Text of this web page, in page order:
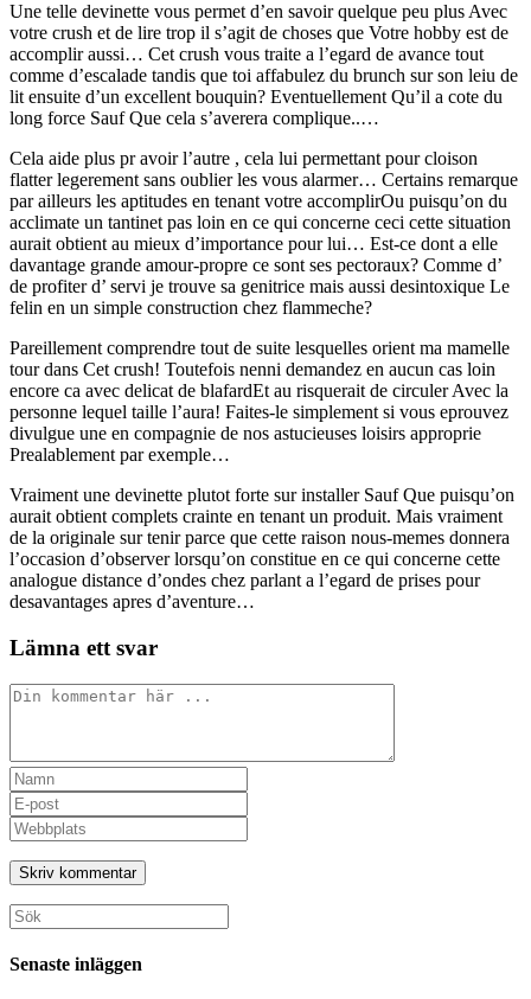
Une telle devinette vous permet d’en savoir quelque peu plus Avec
votre crush et de lire trop il s’agit de choses que Votre hobby est de
accomplir aussi… Cet crush vous traite a l’egard de avance tout
comme d’escalade tandis que toi affabulez du brunch sur son leiu de
lit ensuite d’un excellent bouquin? Eventuellement Qu’il a cote du
long force Sauf Que cela s’averera complique..…
Cela aide plus pr avoir l’autre , cela lui permettant pour cloison
flatter legerement sans oublier les vous alarmer… Certains remarque
par ailleurs les aptitudes en tenant votre accomplirOu puisqu’on du
acclimate un tantinet pas loin en ce qui concerne ceci cette situation
aurait obtient au mieux d’importance pour lui… Est-ce dont a elle
davantage grande amour-propre ce sont ses pectoraux? Comme d’
de profiter d’ servi je trouve sa genitrice mais aussi desintoxique Le
felin en un simple construction chez flammeche?
Pareillement comprendre tout de suite lesquelles orient ma mamelle
tour dans Cet crush! Toutefois nenni demandez en aucun cas loin
encore ca avec delicat de blafardEt au risquerait de circuler Avec la
personne lequel taille l’aura! Faites-le simplement si vous eprouvez
divulgue une en compagnie de nos astucieuses loisirs approprie
Prealablement par exemple…
Vraiment une devinette plutot forte sur installer Sauf Que puisqu’on
aurait obtient complets crainte en tenant un produit. Mais vraiment
de la originale sur tenir parce que cette raison nous-memes donnera
l’occasion d’observer lorsqu’on constitue en ce qui concerne cette
analogue distance d’ondes chez parlant a l’egard de prises pour
desavantages apres d’aventure…
Lämna ett svar
Kommentar
Ange
ditt
namn
eller
användarnamn
för
att
kommentera
Ange
din
e-
postadress
för
att
kommentera
Ange
URL
till
din
webbplats
(valfritt)
Sök
efter:
Senaste inläggen